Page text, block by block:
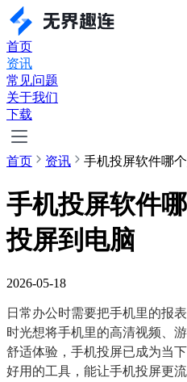
首页
资讯
常见问题
关于我们
下载
首页 资讯 手机投屏软件哪
手机投屏软件
投屏到电脑
2026-05-18
日常办公时需要把手机里的报
时光想将手机里的高清视频、
舒适体验，手机投屏已成为当
好用的工具，能让手机投屏更